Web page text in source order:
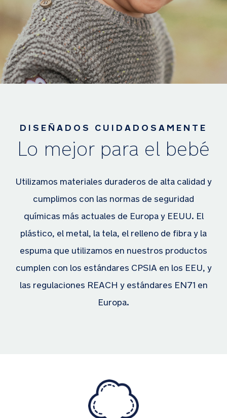
DISEÑADOS CUIDADOSAMENTE
Lo mejor para el bebé
Utilizamos materiales duraderos de alta calidad y
cumplimos con las normas de seguridad
químicas más actuales de Europa y EEUU. El
plástico, el metal, la tela, el relleno de fibra y la
espuma que utilizamos en nuestros productos
cumplen con los estándares CPSIA en los EEU, y
las regulaciones REACH y estándares EN71 en
Europa.